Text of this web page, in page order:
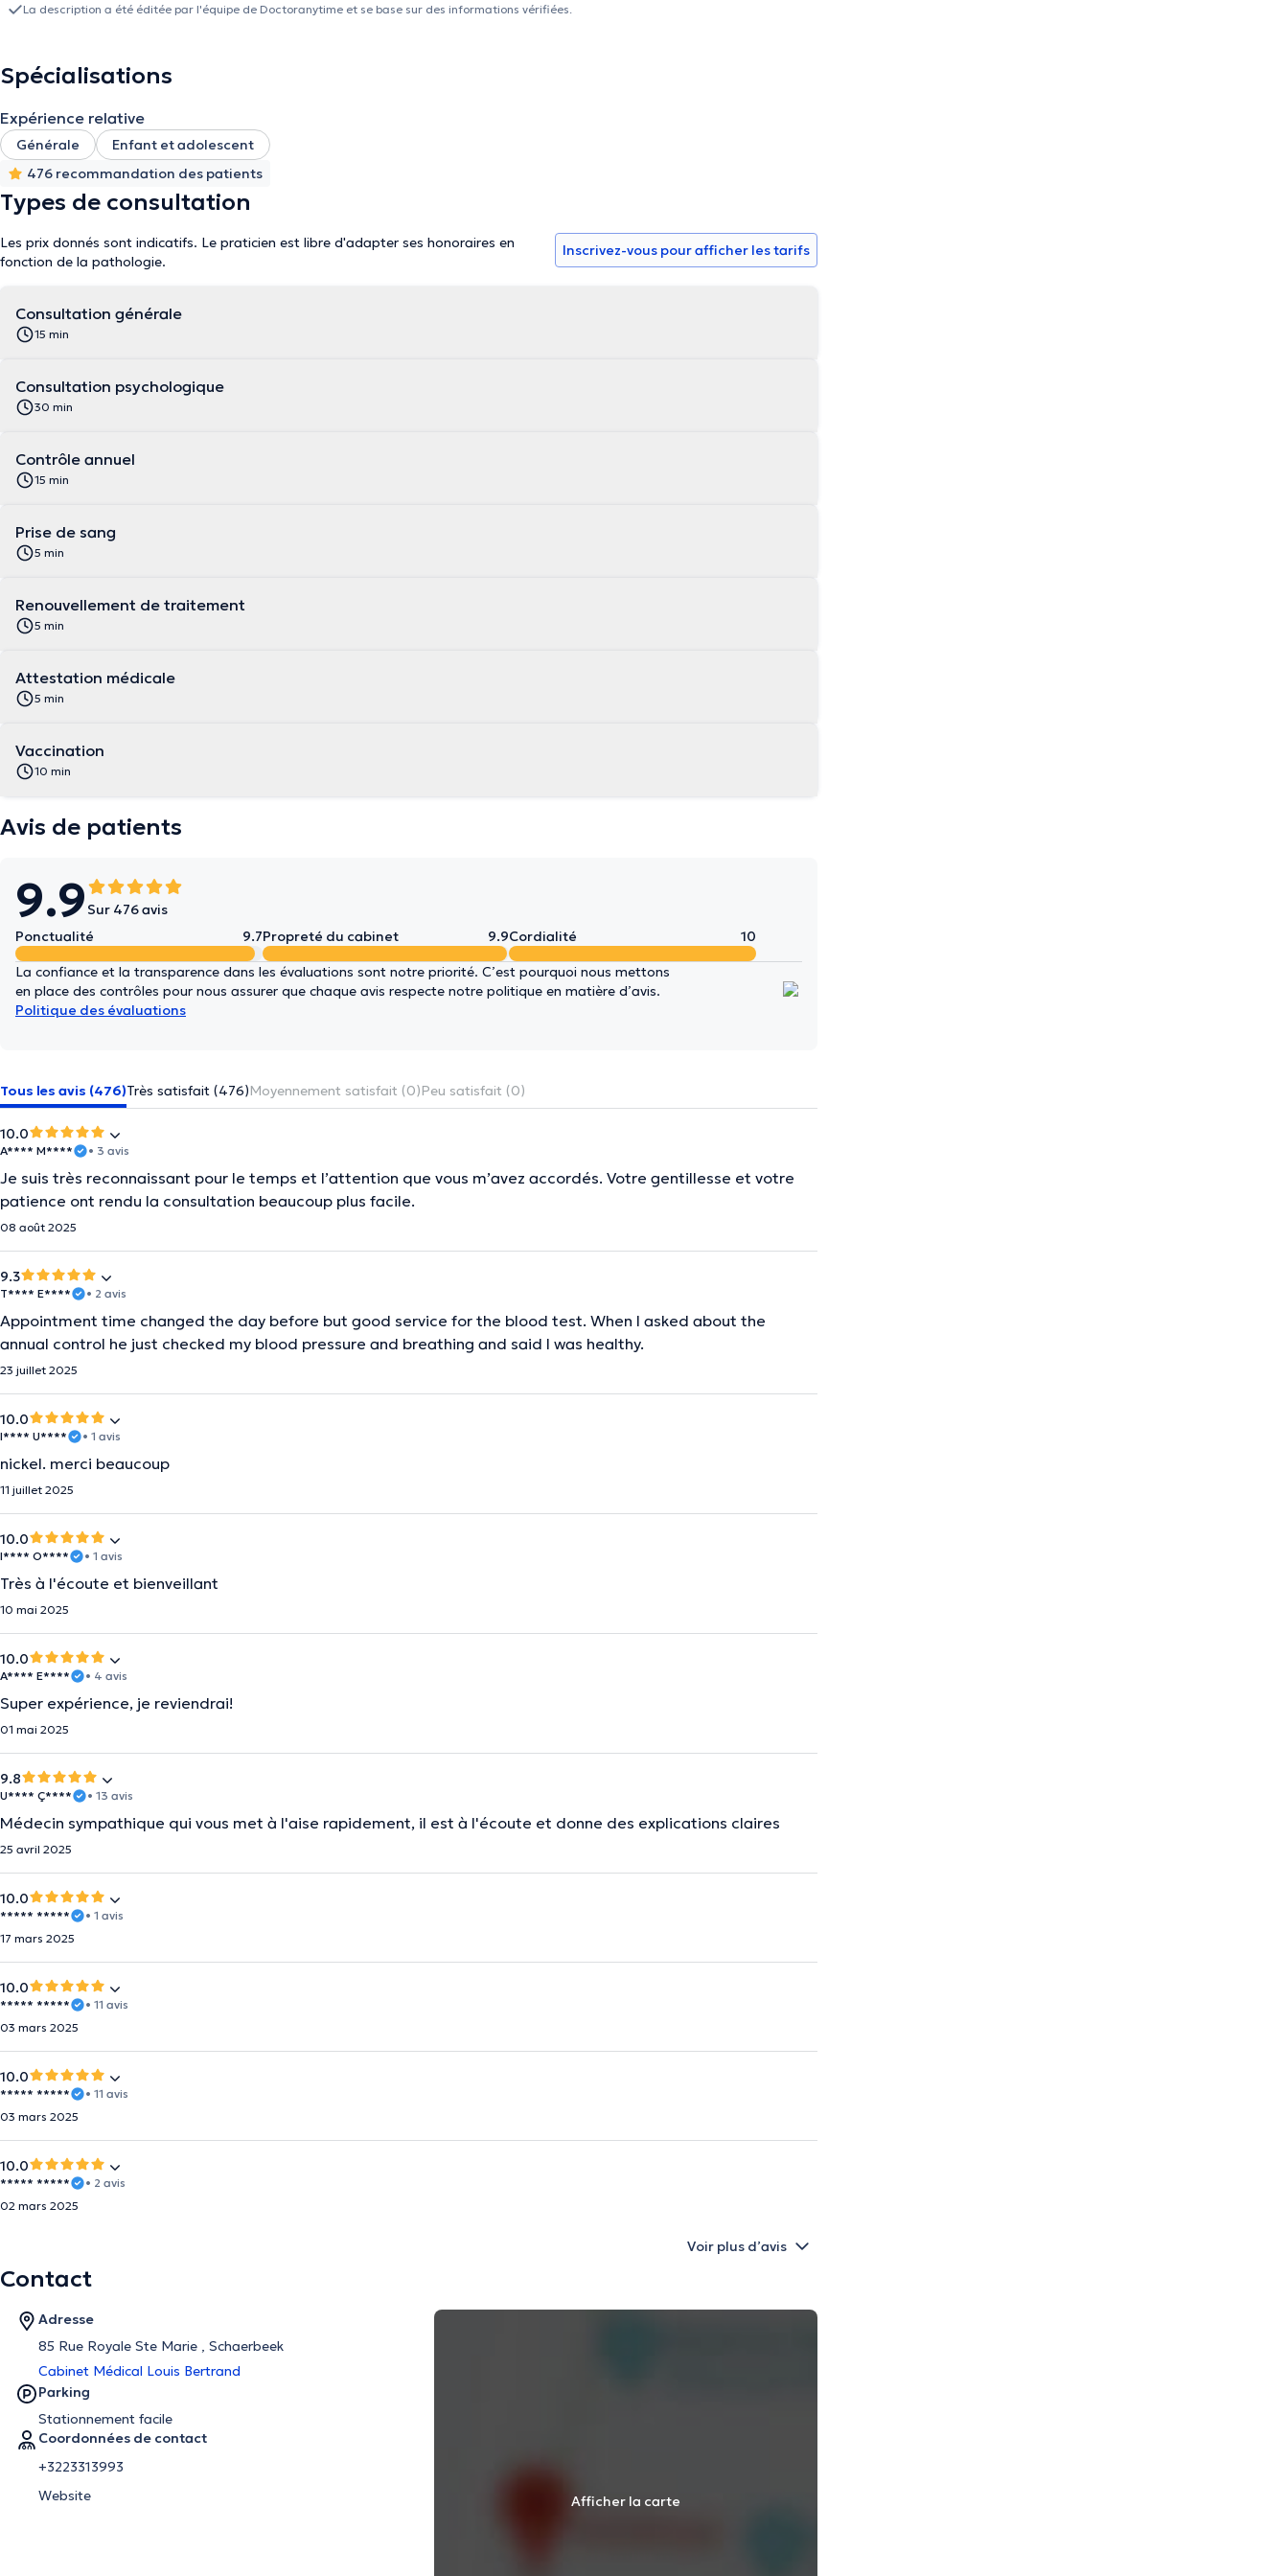
La description a été éditée par l'équipe de Doctoranytime et se base sur des informations vérifiées.
Spécialisations
Expérience relative
Générale
Enfant et adolescent
476 recommandation des patients
Types de consultation
Les prix donnés sont indicatifs. Le praticien est libre d'adapter ses honoraires en
fonction de la pathologie.
Inscrivez-vous pour afficher les tarifs
Consultation générale
15 min
Consultation psychologique
30 min
Contrôle annuel
15 min
Prise de sang
5 min
Renouvellement de traitement
5 min
Attestation médicale
5 min
Vaccination
10 min
Avis de patients
9.9 Sur 476 avis
Ponctualité
9.7Propreté du cabinet 9.9Cordialité 10
La confiance et la transparence dans les évaluations sont notre priorité. C’est pourquoi nous mettons
en place des contrôles pour nous assurer que chaque avis respecte notre politique en matière d’avis.
Politique des évaluations
Tous les avis (476)Très satisfait (476)Moyennement satisfait (0)Peu satisfait (0)
10.0
A**** M**** • 3 avis
Je suis très reconnaissant pour le temps et l’attention que vous m’avez accordés. Votre gentillesse et votre
patience ont rendu la consultation beaucoup plus facile.
08 août 2025
9.3
T**** E**** • 2 avis
Appointment time changed the day before but good service for the blood test. When I asked about the
annual control he just checked my blood pressure and breathing and said I was healthy.
23 juillet 2025
10.0
I**** U**** • 1 avis
nickel. merci beaucoup
11 juillet 2025
10.0
I**** O**** • 1 avis
Très à l'écoute et bienveillant
10 mai 2025
10.0
A**** E**** • 4 avis
Super expérience, je reviendrai!
01 mai 2025
9.8
U**** Ç**** • 13 avis
Médecin sympathique qui vous met à l'aise rapidement, il est à l'écoute et donne des explications claires
25 avril 2025
10.0
***** *****
• 1 avis
17 mars 2025
10.0
***** *****
• 11 avis
03 mars 2025
10.0
***** *****
• 11 avis
03 mars 2025
10.0
***** *****
• 2 avis
02 mars 2025
Voir plus d’avis
Contact
Adresse
85 Rue Royale Ste Marie , Schaerbeek
Cabinet Médical Louis Bertrand
Parking
Stationnement facile
Coordonnées de contact
+3223313993
Website
Afficher la carte